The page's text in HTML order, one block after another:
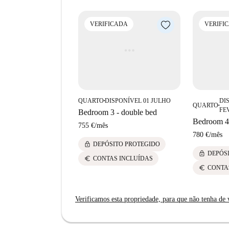
La Sagrada Família é um bairro vibrante e
VERIFICADA
QUARTO■DISPONÍVEL 01 JULHO
Bedroom 3 - double bed
755 €/mês
lock DEPÓSITO PROTEGIDO
euro CONTAS INCLUÍDAS
QUARTO■
Bedroom
780 €/mês
lock
euro
Verificamos esta propriedade, para que não tenha de